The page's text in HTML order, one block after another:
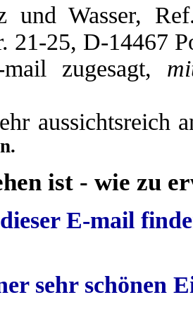
und Wasser,
21-25, D-14467
zugesagt,
aussichtsreich
ist - wie zu
E-mail
sehr schönen